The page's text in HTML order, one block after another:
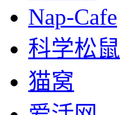
Nap-Cafe
科学松鼠
猫窝